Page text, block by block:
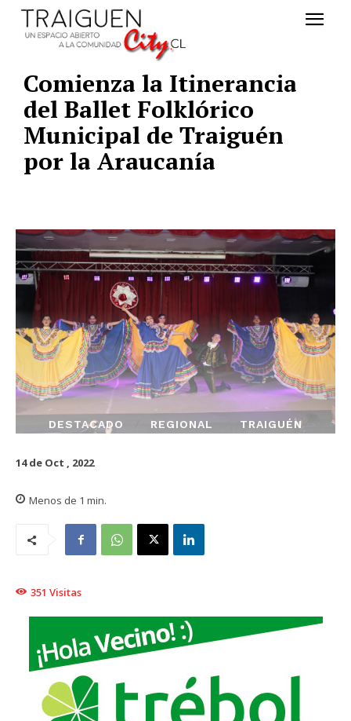
Comienza la Itinerancia
del Ballet Folklórico
Municipal de Traiguén
por la Araucanía
DESTACADO REGIONAL TRAIGUÉN
14 de Oct , 2022
Menos de 1 min.
351 Visitas